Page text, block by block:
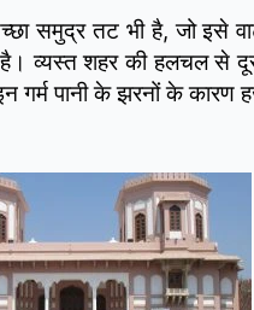
समुद्र तट भी है, जो इसे
शहर की हलचल से दूर
पानी के झरनों के कारण